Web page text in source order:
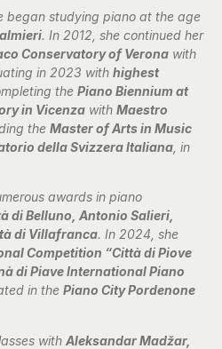
began studying piano at the age
. In 2012, she continued her
Conservatory of Verona with
in 2023 with highest
the Piano Biennium at
in Vicenza with Maestro
the Master of Arts in Music
della Svizzera Italiana , in
awards in piano
di Belluno, Antonio Salieri,
di Villafranca. In 2024, she
Competition “Città di Piove
di Piave International Piano
in the Piano City Pordenone
with Aleksandar Madžar,